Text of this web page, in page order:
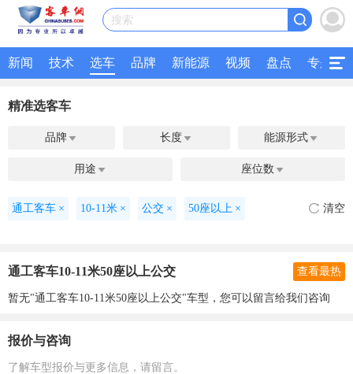
搜索
新闻 技术 选车 品牌 新能源 视频 盘点 专题
精准选客车
品牌  长度  能源形式 
用途  座位数 
通工客车 × 10-11米 × 公交 × 50座以上 × 清空
通工客车10-11米50座以上公交 查看最热
暂无"通工客车10-11米50座以上公交"车型，您可以留言给我们咨询
报价与咨询
了解车型报价与更多信息，请留言。